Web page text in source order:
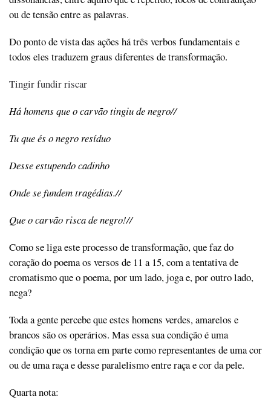
ou de tensão entre as palavras.
Do ponto de vista das ações há três verbos fundamentais e
todos eles traduzem graus diferentes de transformação.
Tingir fundir riscar
Há homens que o carvão tingiu de negro//
Tu que és o negro resíduo
Desse estupendo cadinho
Onde se fundem tragédias.//
Que o carvão risca de negro!//
Como se liga este processo de transformação, que faz do
coração do poema os versos de 11 a 15, com a tentativa de
cromatismo que o poema, por um lado, joga e, por outro lado,
nega?
Toda a gente percebe que estes homens verdes, amarelos e
brancos são os operários. Mas essa sua condição é uma
condição que os torna em parte como representantes de uma cor
ou de uma raça e desse paralelismo entre raça e cor da pele.
Quarta nota: